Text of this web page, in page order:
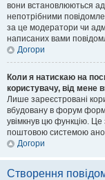
вони встановлюються
непотрібними
за це модератори чи
написаних вами
Догори
Коли я натискаю на
користувачу, від мене
Лише зареєстровані
вбудовану в форум
увімкнув цю функцію.
поштовою системою
Догори
Створення